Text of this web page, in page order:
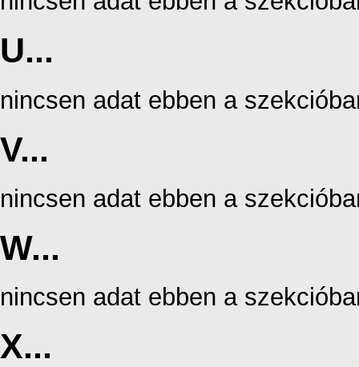
U...
nincsen adat ebben a
V...
nincsen adat ebben a
W...
nincsen adat ebben a
X...